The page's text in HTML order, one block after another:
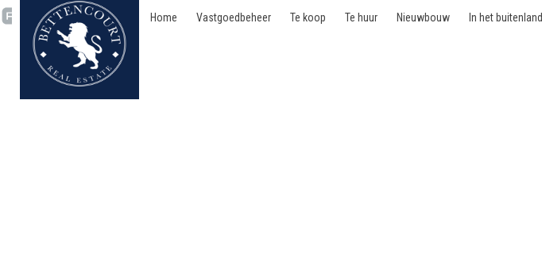
Home Vastgoedbeheer Te koop Te huur Nieuwbouw In het buitenland
Huis - verhuurd - 1060 Saint-Gilles